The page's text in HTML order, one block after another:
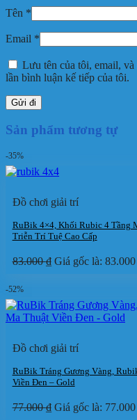
Tên *
Email *
Lưu tên của tôi, email,
lần bình luận kế tiếp của tôi.
Sản phẩm tương tự
-35%
Đồ chơi giải trí
RuBik 4×4, Khối Rubic 4 Tầng
Triễn Trí Tuệ Cao Cấp
83.000₫ Giá gốc là: 83.000
-52%
Đồ chơi giải trí
RuBik Tráng Gương Vàng,
Viền Đen – Gold
77.000₫ Giá gốc là: 77.000